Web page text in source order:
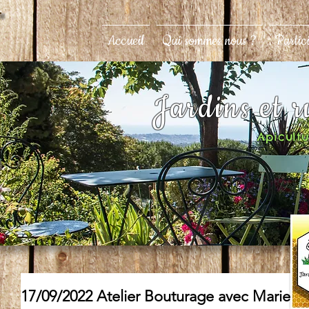
17/09/2022 Atelier Bouturage avec Marie
Accueil Qui sommes nous ?
Jardins et